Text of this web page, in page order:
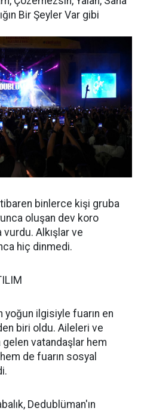
Bir Şeyler Var gibi
itibaren binlerce kişi gruba
oluşan dev koro
Alkışlar ve
hiç dinmedi.
ilgisiyle fuarın en
biri oldu. Aileleri ve
gelen vatandaşlar hem
de fuarın sosyal
Dedublüman'ın